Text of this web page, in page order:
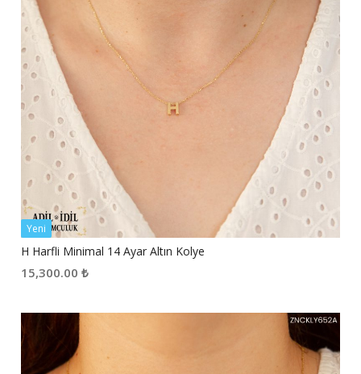
Yeni
H Harfli Minimal 14 Ayar Altın Kolye
15,300.00 ₺